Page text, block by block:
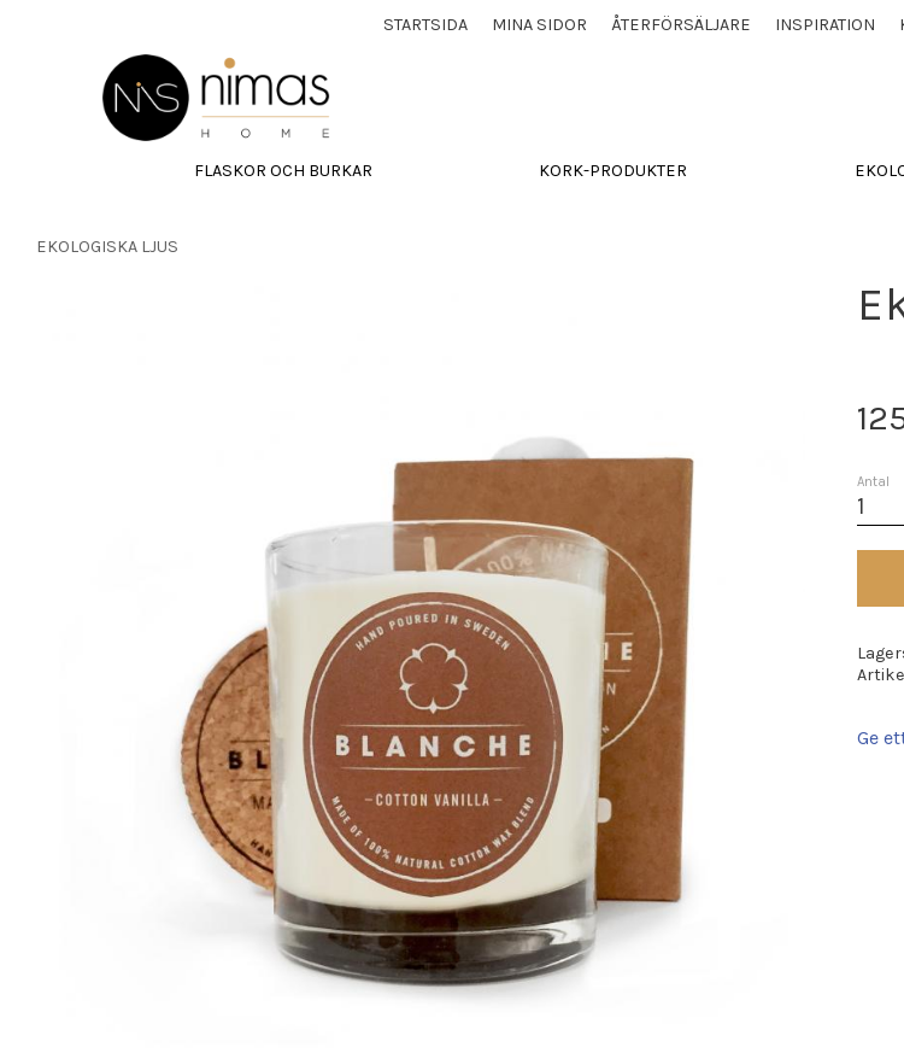
STARTSIDA MINA SIDOR ÅTERFÖRSÄLJARE INSPIRATION
FLASKOR OCH BURKAR KORK-PRODUKTER
EKOLOGISKA LJUS
Antal
Ge